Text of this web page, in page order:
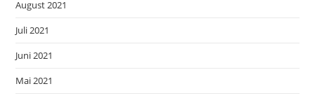
August 2021
Juli 2021
Juni 2021
Mai 2021